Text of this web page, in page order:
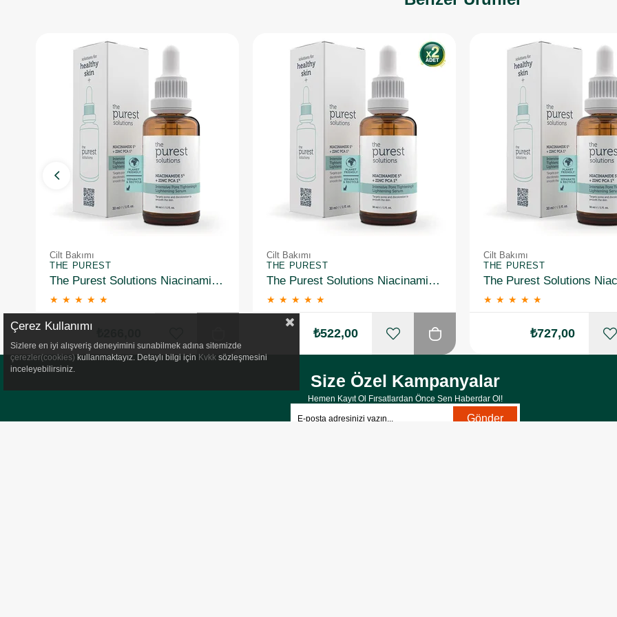
Cilt Bakımı
THE PUREST
The Purest Solutions Niacinamide 5% + Zinc Pca 1% Gözenek Sıkılaştırıcı Yüz Serumu 30 ml
★ ★ ★ ★ ★
Cilt Bakımı
THE PUREST
The Purest Solutions Niacinamide 5% + Zinc Pca 1% Gözenek Sıkılaştırıcı Yüz Serumu 30 ml 2 Adet
★ ★ ★ ★ ★
₺522,00
Cilt Bakımı
THE PUREST
★ ★ ★ ★ ★
₺727,00
Size Özel Kampanyalar
Hemen Kayıt Ol Fırsatlardan Önce Sen Haberdar Ol!
Gönder
Çerez Kullanımı
Sizlere en iyi alışveriş deneyimini sunabilmek adına sitemizde
çerezler(cookies) kullanmaktayız. Detaylı bilgi için Kvkk sözleşmesini
inceleyebilirsiniz.